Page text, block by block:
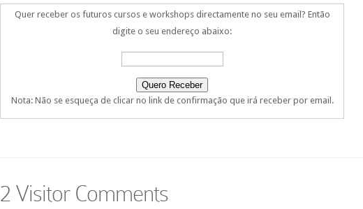
Quer receber os futuros cursos e workshops directamente no seu email? Então
digite o seu endereço abaixo:
Nota: Não se esqueça de clicar no link de confirmação que irá receber por email.
2 Visitor Comments